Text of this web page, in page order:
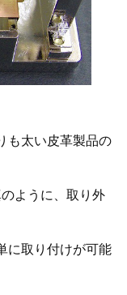
も太い皮革製品の
ように、取り外
に取り付けが可能